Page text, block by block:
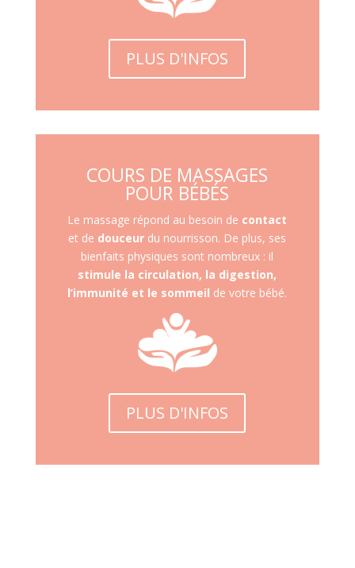
PLUS D'INFOS
COURS DE MASSAGES
POUR BÉBÉS
Le massage répond au besoin de contact
et de douceur du nourrisson. De plus, ses
bienfaits physiques sont nombreux : il
stimule la circulation, la digestion,
l’immunité et le sommeil de votre bébé.
PLUS D'INFOS